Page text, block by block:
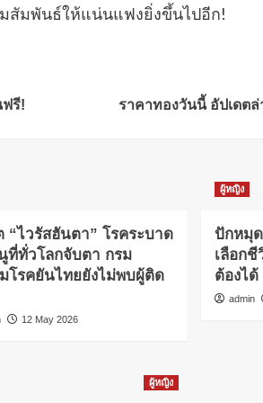
มสัมพันธ์ให้แน่นแฟงยิ่งขึ้นไปอีก!
ฟรี!
ราคาทองวันนี้ อัปเดต
“ไวรัสฮันตา” โรคระบาด
ที่ทั่วโลกจับตา กรม
โรคยันไทยยังไม่พบผู้ติด
12 May 2026
ผู้หญิง
ปักหมุ
เลือกชี
ต้องได้
admin
ผู้หญิง